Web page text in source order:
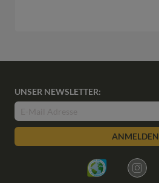
UNSER NEWSLETTER:
ANMELDEN